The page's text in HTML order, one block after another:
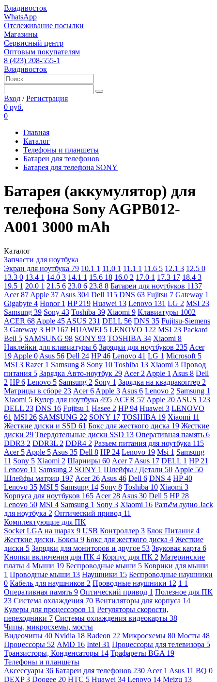
Владивосток
WhatsApp
Отслеживание посылки
Магазины
Сервисный центр
Оптовым покупателям
8 (423) 208-555-1
Владивосток
Вход /Регистрация
0 руб.
0
Главная
Каталог
Телефоны и планшеты
Батареи для телефонов
Батарея для телефона SONY
Батарея (аккумулятор) для
телефона Sony AGPB012-
A001 3000 mAh
Каталог
Запчасти для ноутбука
Экран для ноутбука 79 10.1 1 11.0 1 11.1 1 11.6 5 12.1 3 12.5 0
13.3 0 13.4 1 14.0 3 14.1 1 15.6 18 16.0 2 17.0 1 17.3 17 18.4 3
19.5 1 20.0 1 21.5 6 23.0 6 23.8 8 Батареи для ноутбуков 1137
Acer87 Apple 37 Asus 304 Dell 115 DNS 63 Fujitsu 7 Gateway 1
Gigabyte 4 Honor 1 HP 219 Huawei 13 Lenovo 131 LG 2 MSI 23
Samsung 39 Sony 43 Toshiba 39 Xiaomi 9 Клавиатуры 1002
ACER 68 Apple 45 ASUS 231 DELL 56 DNS 35 Fujitsu-Siemens
3 Gateway 3 HP 167 HUAWEI 5 LENOVO 122 MSI 23 Packard
Bell 5 SAMSUNG 98 SONY 93 TOSHIBA 34 Xiaomi 8
Наклейки для клавиатуры 6 Зарядки для ноутбуков 235 Acer
19 Apple 0 Asus 56 Dell 24 HP46 Lenovo 41 LG 1 Microsoft 5
MSI 3 Razer 1 Samsung 8 Sony 10 Toshiba 13 Xiaomi 3 Провод
питания 5 Зарядка Авто-ноутбук 29 Acer 2 Apple 1 Asus 8 Dell
2 HP6 Lenovo 5 Samsung 2 Sony 1 Зарядка на квадракоптер 2
Матрицы в сборе 23 Acer6 Apple 3 Asus 6 Lenovo 2 Samsung 1
Xiaomi 5 Кулер для ноутбука 495 ACER 57 Apple 20 ASUS 123
DELL 23 DNS 16 Fujitsu 1 Hasee 2 HP94 Huawei 3 LENOVO
61 MSI 26 SAMSUNG 22 SONY 17 TOSHIBA 19 Xiaomi 11
Жесткие диски и SSD 61 Бокс для жесткого диска 19 Жесткие
диски 29 Твердотельные диски SSD 13 Оперативная память 6
DDR3 2 DDR3L 2 DDR4 2 Разъем питания для ноутбука 115
Acer 5 Apple 5 Asus 35 Dell 8 HP 24 Lenovo 19 Msi 1 Samsung
11 Sony 5 Xiaomi 2 Шарниры 60 Acer 7 Asus 17 DELL 1 HP 21
Lenovo 11 Samsung 2 SONY 1 Шлейфы / Детали 50 Apple 50
Шлейфы матриц 197 Acer 26 Asus 46 Dell 6 DNS 4 HP40
Lenovo 35 MSI 5 Samsung 14 Sony 8 Toshiba 10 Xiaomi 3
Корпуса для ноутбуков 165 Acer 28 Asus 30 Dell 5 HP 28
Lenovo 50 MSI 4 Samsung 1 Sony 3 Xiaomi 16 Разъём аудио Jack
для ноутбука 2 Оптический привод 11
Комплектующие для ПК
Socket LGA на шарах 9 USB Контроллер 3 Блок Питания 4
Жесткие диски, Боксы 9 Бокс для жесткого диска 4 Жесткие
диски 5 Зарядки для мониторов и другое 53 Звуковая карта 6
Кнопки включения для ПК 4 Корпус для ПК 2 Материнские
платы 4 Мыши 19 Беспроводные мыши 5 Коврики для мыши
1 Проводные мыши 13 Наушники 15 Беспроводные наушники
0 Кабель для наушников 2 Проводные наушники 12 1 1
Оперативная память 9 Оптический привод 1 Полезное для ПК
23 Система охлаждения 70 Вентиляторы для корпуса 14
Кулеры для процессоров 11 Регуляторы скорости,
переходники 7 Системы охлаждения видеокарты 38
Чипы, микросхемы, мосты
Видеочипы 40 Nvidia 18 Radeon 22 Микросхемы 80 Мосты 48
Процессоры 52 AMD 16 Intel 31 Процессоры для телевизора 5
Транзисторы, Конденсаторы 14 Трафареты BGA 19
Телефоны и планшеты
Аксессуары 36 Батареи для телефонов 230 Acer 1 Asus 11 BQ 0
DEXP3 Doogee 20 HTC 5 Huawei 34 Lenovo 14 Meizu 13